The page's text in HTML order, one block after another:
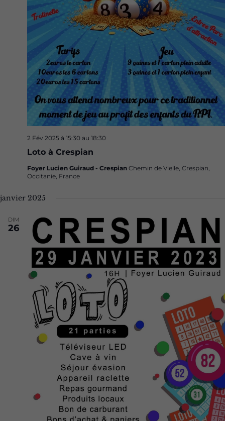
Loto à Crespian
2 Fév 2025 à 15:30 au 18:30
Foyer Lucien Guiraud - Crespian Chemin de Vielle, Crespian,
Occitanie, France
janvier 2025
DIM
26